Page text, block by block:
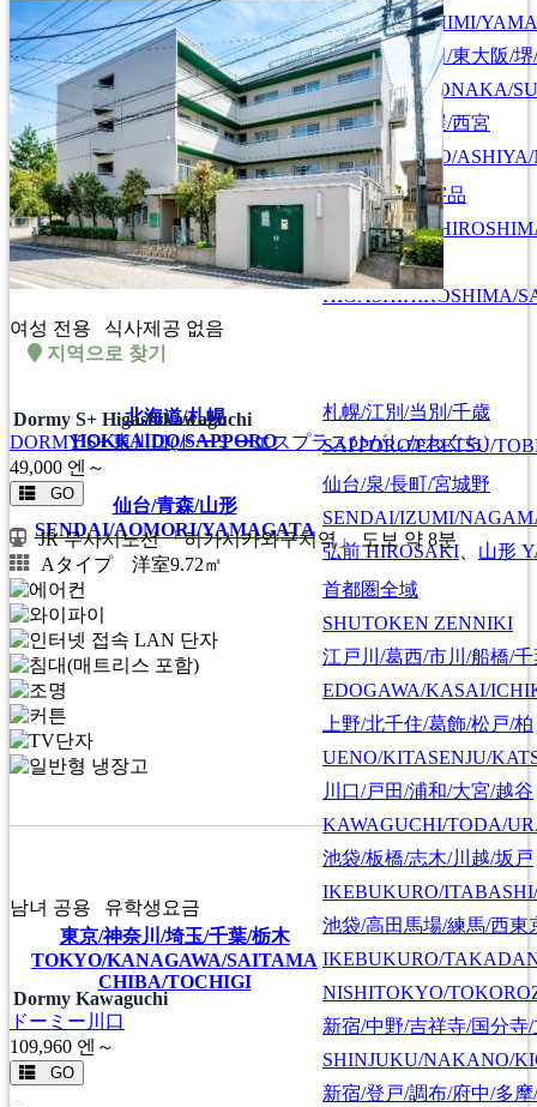
大阪/京都/神戸/奈良
OSAKA/KYOTO
KOBE/NARA
KYOTO/FUSHIMI/
大阪/豊中/吹田/東大阪/
OSAKA/TOYONAKA/
神戸/六甲/芦屋/西宮
KOBE/ROKKO/
広島
HIROSHIMA
広島/広島駅/宇品
HIROSHIMA/
東広島/西条
HIGASHIHIROSHIMA/
지역으로 찾기
北海道/札幌
HOKKAIDO/SAPPORO
札幌/江別/当別/千歳
SAPPORO/EBETSU/
仙台/青森/山形
SENDAI/AOMORI/YAMAGATA
仙台/泉/長町/宮城野
SENDAI/IZUMI/
弘前HIROSAKI 山形
東京/神奈川/埼玉/千葉/栃木
TOKYO/KANAGAWA/SAITAMA
CHIBA/TOCHIGI
首都圏全域
SHUTOKEN ZENNIKI
江戸川/葛西/市川/船橋/千
EDOGAWA/KASAI/
上野/北千住/葛飾/松戸/柏
UENO/KITASENJU/
川口/戸田/浦和/大宮/越谷
KAWAGUCHI/TODA/
池袋/板橋/志木/川越/坂戸
IKEBUKURO/
池袋/高田馬場/練馬/西東
IKEBUKURO/
NISHITOKYO/
新宿/中野/吉祥寺/国分寺
SHINJUKU/NAKANO/
新宿/登戸/調布/府中/多
여성 전용 식사제공 없음
Dormy S+ Higashikawaguchi
DORMY S+ 東川口(ドーミーエスプラスひがしかわぐち)
49,000 엔～
GO
JR 무사시노선 「히가시카와구치역」 도보 약 8분
Aタイプ 洋室9.72㎡
남녀 공용 유학생요금
Dormy Kawaguchi
ドーミー川口
109,960 엔～
GO